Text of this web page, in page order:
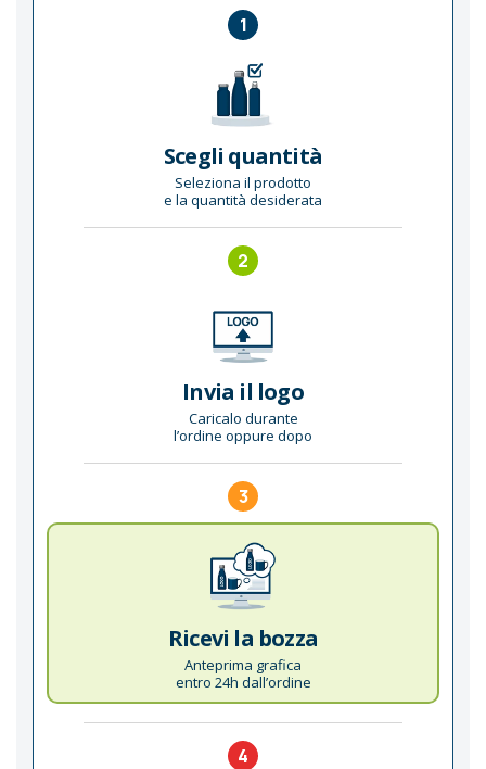
1
Scegli quantità
Seleziona il prodotto
e la quantità desiderata
2
Invia il logo
Caricalo durante
l’ordine oppure dopo
3
Ricevi la bozza
Anteprima grafica
entro 24h dall’ordine
4